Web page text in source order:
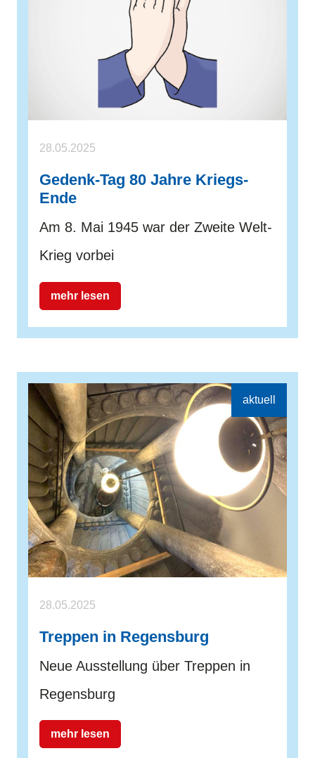
28.05.2025
Gedenk-Tag 80 Jahre Kriegs-
Ende
Am 8. Mai 1945 war der Zweite Welt-
Krieg vorbei
mehr lesen
28.05.2025
Treppen in Regensburg
Neue Ausstellung über Treppen in
Regensburg
mehr lesen